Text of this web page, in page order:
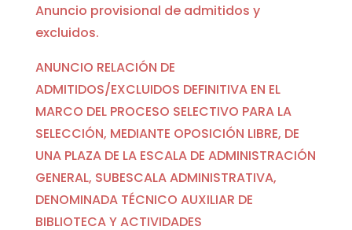
Anuncio provisional de admitidos y
excluidos.
ANUNCIO RELACIÓN DE
ADMITIDOS/EXCLUIDOS DEFINITIVA EN EL
MARCO DEL PROCESO SELECTIVO PARA LA
SELECCIÓN, MEDIANTE OPOSICIÓN LIBRE, DE
UNA PLAZA DE LA ESCALA DE ADMINISTRACIÓN
GENERAL, SUBESCALA ADMINISTRATIVA,
DENOMINADA TÉCNICO AUXILIAR DE
BIBLIOTECA Y ACTIVIDADES